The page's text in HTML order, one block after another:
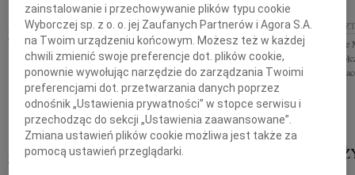
18.09.2019OLSZTYN
Naszej Koleżance Iwonie Olszewskiej składamy
najszczersze wyrazy współczucia oraz słowa otuchy
w trudnych chwilach po stracie Mamy koleżanki i
koledzy z Obszaru HR BNP...
04.09.2019
Naszej
głębokiego
składają
PAWEŁ ARTUR
ROBERT
zainstalowanie i przechowywanie plików typu cookie
Wyborczej sp. z o. o. jej Zaufanych Partnerów i Agora S.A.
na Twoim urządzeniu końcowym. Możesz też w każdej
chwili zmienić swoje preferencje dot. plików cookie,
ponownie wywołując narzędzie do zarządzania Twoimi
preferencjami dot. przetwarzania danych poprzez
odnośnik „Ustawienia prywatności” w stopce serwisu i
przechodząc do sekcji „Ustawienia zaawansowane”.
Zmiana ustawień plików cookie możliwa jest także za
pomocą ustawień przeglądarki.